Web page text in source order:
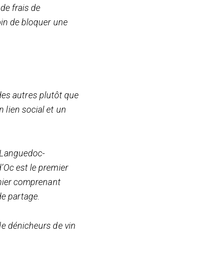
frais de
de bloquer une
autres plutôt que
lien social et un
est le premier
comprenant
partage.
dénicheurs de vin